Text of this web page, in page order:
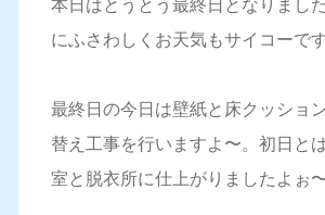
本日はとうとう最終日となりまし
にふさわしくお天気もサイコーで
最終日の今日は壁紙と床クッショ
替え工事を行いますよ〜。初日と
室と脱衣所に仕上がりましたよぉ